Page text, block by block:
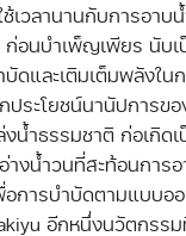
เวลานานกับการอาบ
นบำเพ็ญเพียร นับเ
ดและเติมเต็มพลังใน
ประโยชน์นานัปการข
น้ำธรรมชาติ ก่อเกิด
งน้ำวนที่สะท้อนการอ
อการบำบัดตามแบบอ
อีกหนึ่งนวัตกรร